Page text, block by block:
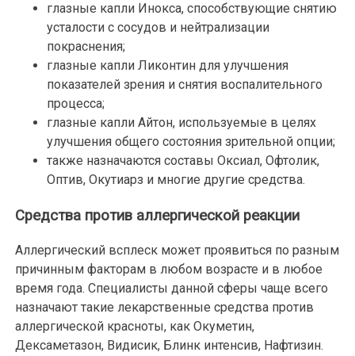
глазные капли Инокса, способствующие снятию
усталости с сосудов и нейтрализации
покраснения;
глазные капли Ликонтин для улучшения
показателей зрения и снятия воспалительного
процесса;
глазные капли Айтон, используемые в целях
улучшения общего состояния зрительной опции;
также назначаются составы Оксиал, Офтолик,
Оптив, Окутиарз и многие другие средства.
Средства против аллергической реакции
Аллергический всплеск может проявиться по разным
причинным факторам в любом возрасте и в любое
время года. Специалисты данной сферы чаще всего
назначают такие лекарственные средства против
аллергической красноты, как Окуметин,
Дексаметазон, Видисик, Блинк интенсив, Нафтизин.